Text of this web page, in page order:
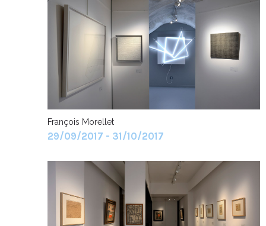
François Morellet
29/09/2017 - 31/10/2017